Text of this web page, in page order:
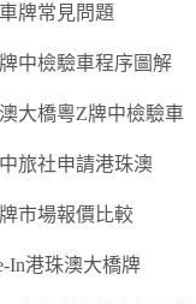
牌常見問題
中檢驗車程序圖解
大橋粵Z牌中檢驗車
旅社申請港珠澳
市場報價比較
In港珠澳大橋牌